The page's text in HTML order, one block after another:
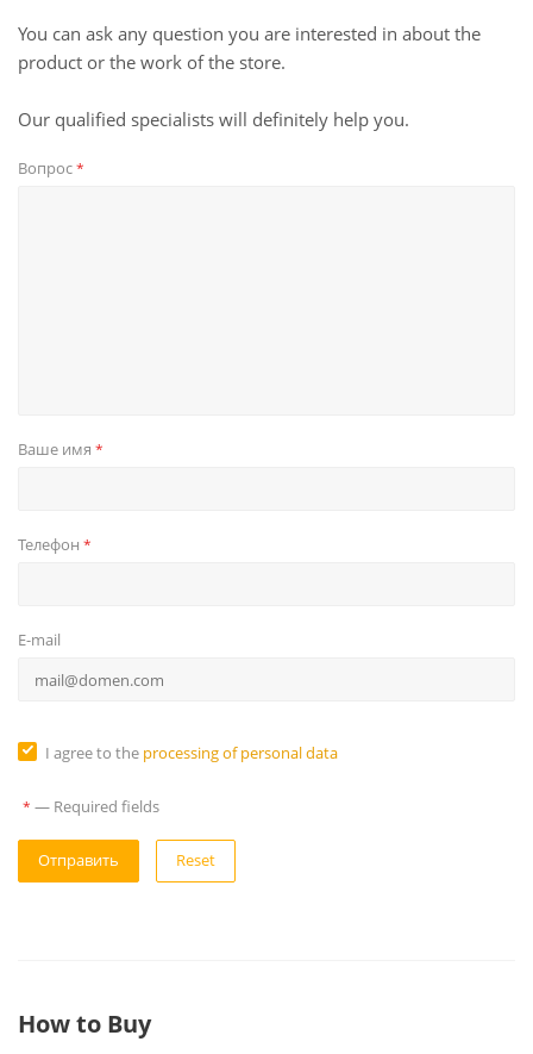
You can ask any question you are interested in about the
product or the work of the store.
Our qualified specialists will definitely help you.
Вопрос*
Ваше имя *
Телефон *
E-mail
I agree to the processing of personal data
* — Required fields
Reset
How to Buy